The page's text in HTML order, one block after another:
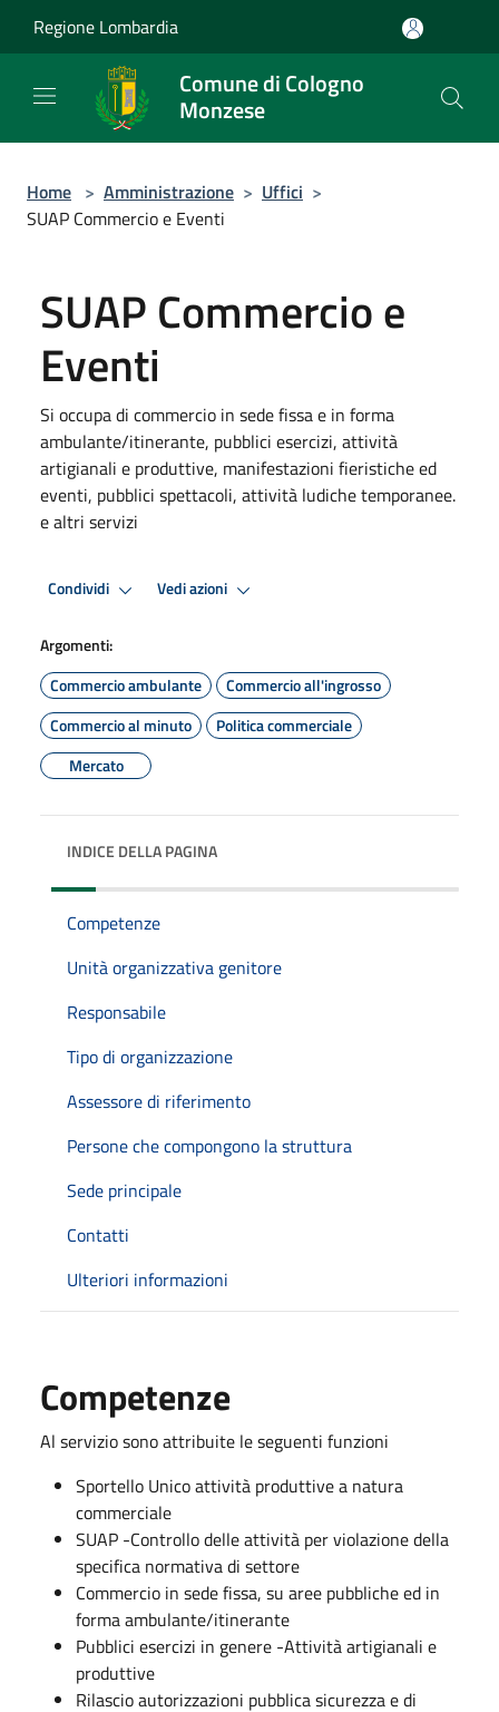
Regione Lombardia
Comune di Cologno
Monzese
Home > Amministrazione > Uffici >
SUAP Commercio e Eventi
SUAP Commercio e
Eventi
Si occupa di commercio in sede fissa e in forma
ambulante/itinerante, pubblici esercizi, attività
artigianali e produttive, manifestazioni fieristiche ed
eventi, pubblici spettacoli, attività ludiche temporanee.
e altri servizi
Condividi Vedi azioni
Argomenti:
Commercio ambulante
Commercio all'ingrosso
Commercio al minuto
Politica commerciale
Mercato
INDICE DELLA PAGINA
Competenze
Unità organizzativa genitore
Responsabile
Tipo di organizzazione
Assessore di riferimento
Persone che compongono la struttura
Sede principale
Contatti
Ulteriori informazioni
Competenze
Al servizio sono attribuite le seguenti funzioni
Sportello Unico attività produttive a natura
commerciale
SUAP -Controllo delle attività per violazione della
specifica normativa di settore
Commercio in sede fissa, su aree pubbliche ed in
forma ambulante/itinerante
Pubblici esercizi in genere -Attività artigianali e
produttive
Rilascio autorizzazioni pubblica sicurezza e di